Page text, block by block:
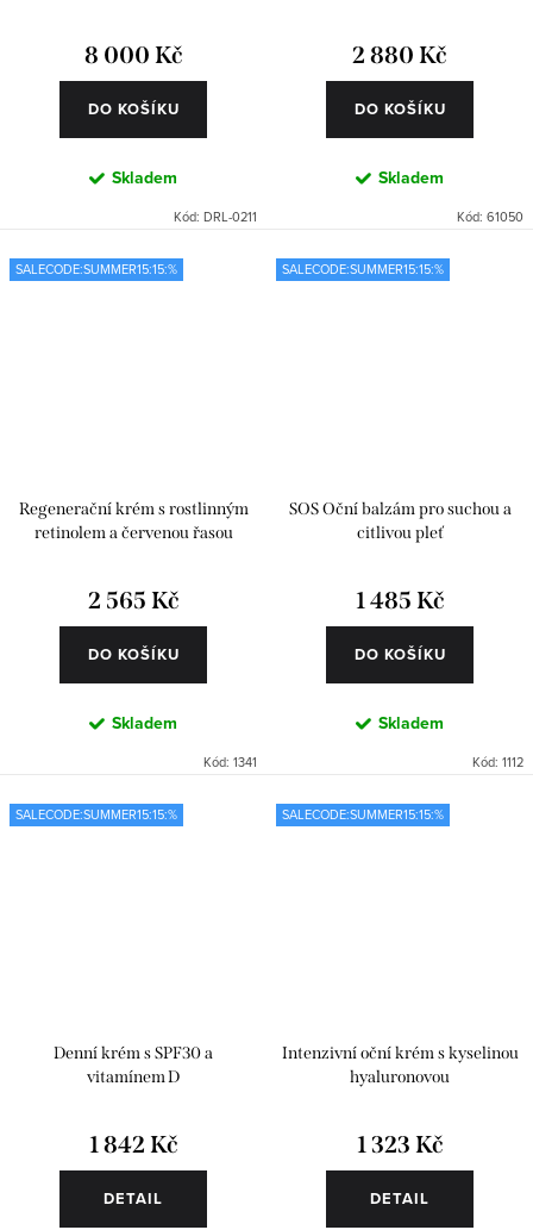
8 000 Kč
DO KOŠÍKU
Skladem
Kód: DRL-0211
2 880 Kč
DO KOŠÍKU
Skladem
Kód: 61050
SALECODE:SUMMER15:15:%
Regenerační krém s rostlinným
retinolem a červenou řasou
2 565 Kč
DO KOŠÍKU
Skladem
Kód: 1341
SALECODE:SUMMER15:15:%
SOS Oční balzám pro suchou a
citlivou pleť
1 485 Kč
DO KOŠÍKU
Skladem
Kód: 1112
SALECODE:SUMMER15:15:%
Denní krém s SPF30 a
vitamínem D
1 842 Kč
DETAIL
SALECODE:SUMMER15:15:%
Intenzivní oční krém s kyselinou
hyaluronovou
1 323 Kč
DETAIL